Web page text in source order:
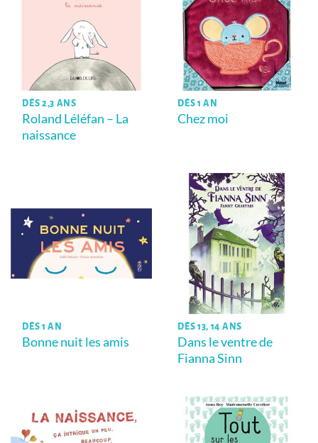
DÈS 2,3 ANS
Roland Léléfan – La
naissance
DÈS 1 AN
Chez moi
DÈS 1 AN
Bonne nuit les amis
DÈS 13, 14 ANS
Dans le ventre de
Fianna Sinn